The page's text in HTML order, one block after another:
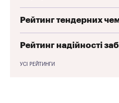
Рейтинг тендерних
Рейтинг надійності
УСІ РЕЙТИНГИ